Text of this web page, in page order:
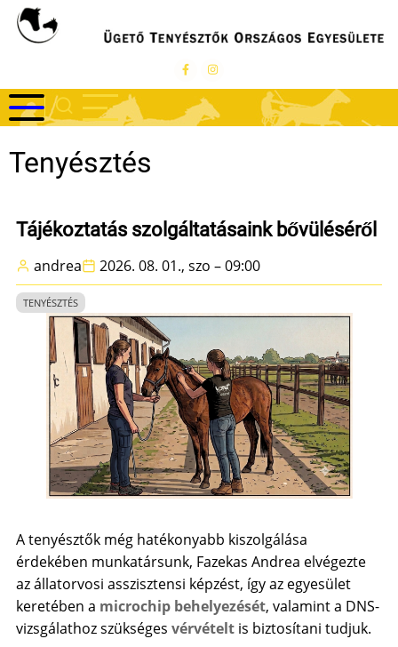
Ugrás
Tenyésztés
Tájékoztatás szolgáltatásaink bővüléséről
andrea 2026. 08. 01., szo – 09:00
TENYÉSZTÉS
A tenyésztők még hatékonyabb kiszolgálása
érdekében munkatársunk, Fazekas Andrea elvégezte
az állatorvosi asszisztensi képzést, így az egyesület
keretében a microchip behelyezését, valamint a DNS-
vizsgálathoz szükséges vérvételt is biztosítani tudjuk.